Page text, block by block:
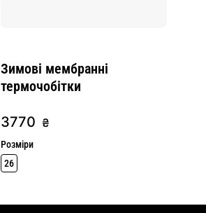
Зимові мембранні
термочобітки
3770 ₴
Розміри
26